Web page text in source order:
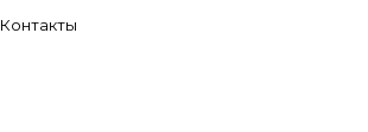
Контакты